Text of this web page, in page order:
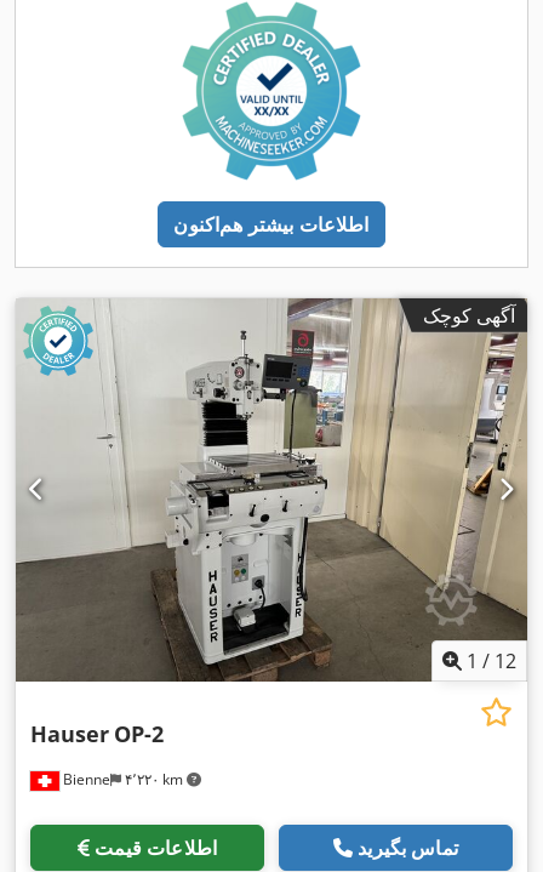
اطلاعات بیشتر هم‌اکنون
آگهی کوچک
1 / 12
Bienne ۴٬۲۲۰ km
Hauser OP-2
اطلاعات قیمت تماس بگیرید